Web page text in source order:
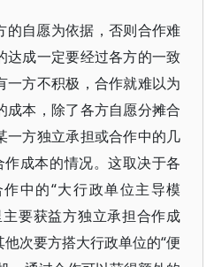
的自愿为依据，否则合作难
达成一定要经过各方的一致
一方不积极，合作就难以为
成本，除了各方自愿分摊合
一方独立承担或合作中的几
成本的情况。这取决于各
中的“大行政单位主导模
要获益方独立承担合作成
次要方搭大行政单位的“便